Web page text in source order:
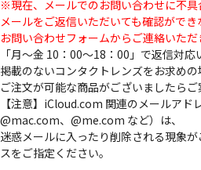
※現在、メールでのお問い合わせに不
メールをご返信いただいても確認ができ
お問い合わせフォームからご連絡いただ
「月～金 10：00～18：00」で返信対応
掲載のないコンタクトレンズをお求めの
ご注文が可能な商品がございましたらご
【注意】iCloud.com 関連のメールアド
@mac.com、@me.com など）は、
迷惑メールに入ったり削除される現象
スをご指定ください。